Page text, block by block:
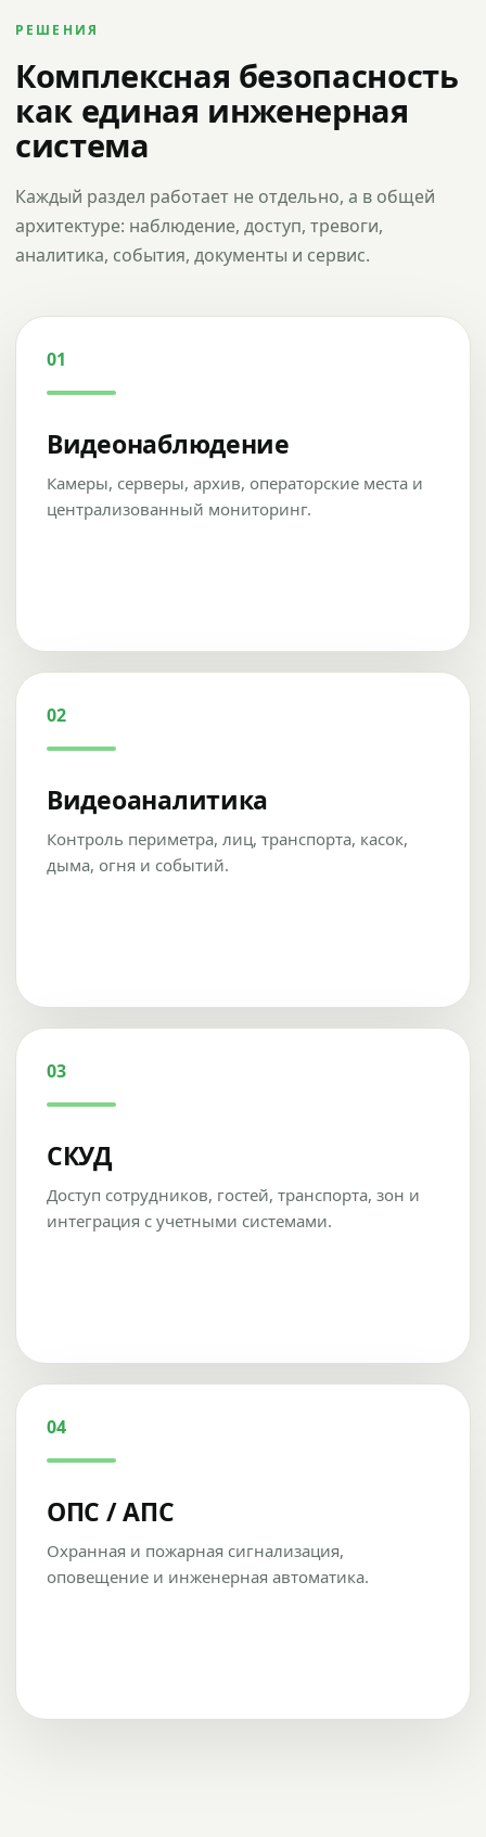
РЕШЕНИЯ
Комплексная безопасность
как единая инженерная
система
Каждый раздел работает не отдельно, а в общей
архитектуре: наблюдение, доступ, тревоги,
аналитика, события, документы и сервис.
01
Видеонаблюдение
Камеры, серверы, архив, операторские места и
централизованный мониторинг.
02
Видеоаналитика
Контроль периметра, лиц, транспорта, касок,
дыма, огня и событий.
03
СКУД
Доступ сотрудников, гостей, транспорта, зон и
интеграция с учетными системами.
04
ОПС / АПС
Охранная и пожарная сигнализация,
оповещение и инженерная автоматика.